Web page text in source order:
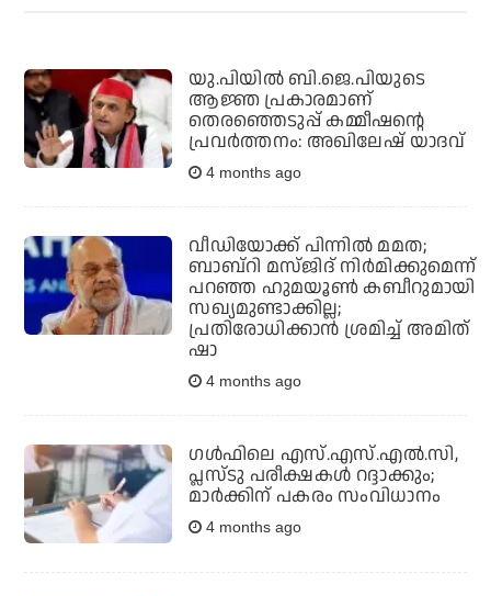
യു.പിയില്‍ ബി.ജെ.പിയുടെ
ആജ്ഞ പ്രകാരമാണ്
തെരഞ്ഞെടുപ്പ് കമ്മീഷന്റെ
പ്രവര്‍ത്തനം: അഖിലേഷ് യാദവ്
4 months ago
വീഡിയോക്ക് പിന്നില്‍ മമത;
ബാബ്‌റി മസ്ജിദ് നിര്‍മിക്കുമെന്ന്
പറഞ്ഞ ഹുമയൂണ്‍ കബീറുമായി
സഖ്യമുണ്ടാക്കില്ല;
പ്രതിരോധിക്കാന്‍ ശ്രമിച്ച് അമിത്
ഷാ
4 months ago
ഗള്‍ഫിലെ എസ്.എസ്.എല്‍.സി,
പ്ലസ്ടു പരീക്ഷകള്‍ റദ്ദാക്കും;
മാര്‍ക്കിന് പകരം സംവിധാനം
4 months ago